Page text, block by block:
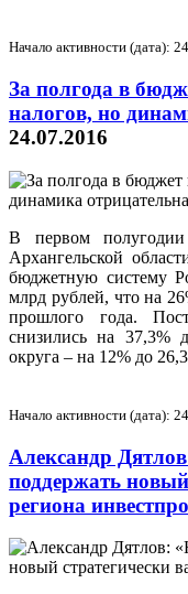
Начало активности (дата):
За полгода в
налогов, но
24.07.2016
В первом полугодии
Архангельской
бюджетную систему
млрд рублей, что на
прошлого года.
снизились на 37,3%
округа – на 12% до
Начало активности (дата):
Александр
поддержать
региона